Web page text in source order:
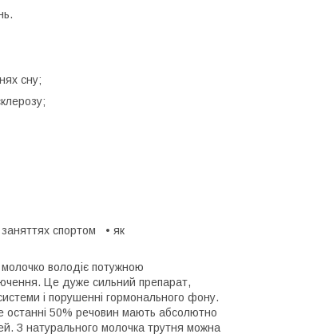
сну;
заняттях спортом • як
володіє потужною
Це дуже сильний препарат,
і порушенні гормонального фону.
останні 50% речовин мають абсолютно
З натурального молочка трутня можна